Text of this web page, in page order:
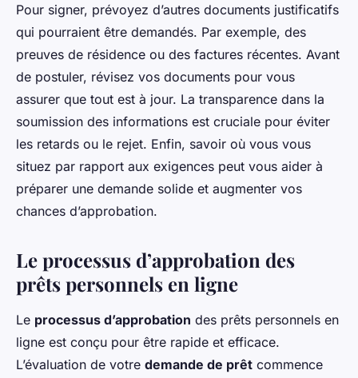
Pour signer, prévoyez d’autres documents justificatifs
qui pourraient être demandés. Par exemple, des
preuves de résidence ou des factures récentes. Avant
de postuler, révisez vos documents pour vous
assurer que tout est à jour. La transparence dans la
soumission des informations est cruciale pour éviter
les retards ou le rejet. Enfin, savoir où vous vous
situez par rapport aux exigences peut vous aider à
préparer une demande solide et augmenter vos
chances d’approbation.
Le processus d’approbation des
prêts personnels en ligne
Le processus d’approbation des prêts personnels en
ligne est conçu pour être rapide et efficace.
L’évaluation de votre demande de prêt commence